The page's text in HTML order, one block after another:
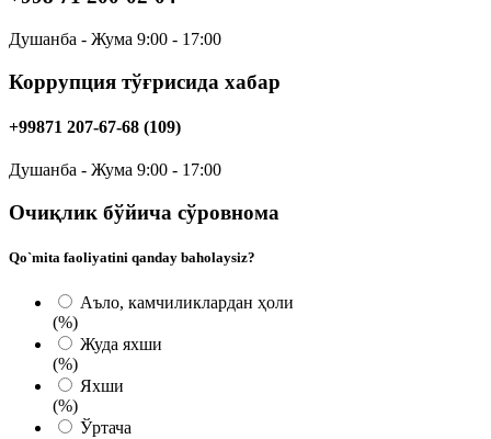
Душанба - Жума 9:00 - 17:00
Коррупция тўғрисида хабар
+99871 207-67-68 (109)
Душанба - Жума 9:00 - 17:00
Очиқлик бўйича сўровнома
Qo`mita faoliyatini qanday baholaysiz?
Аъло, камчиликлардан ҳоли
(%)
Жуда яxши
(%)
Яхши
(%)
Ўртача